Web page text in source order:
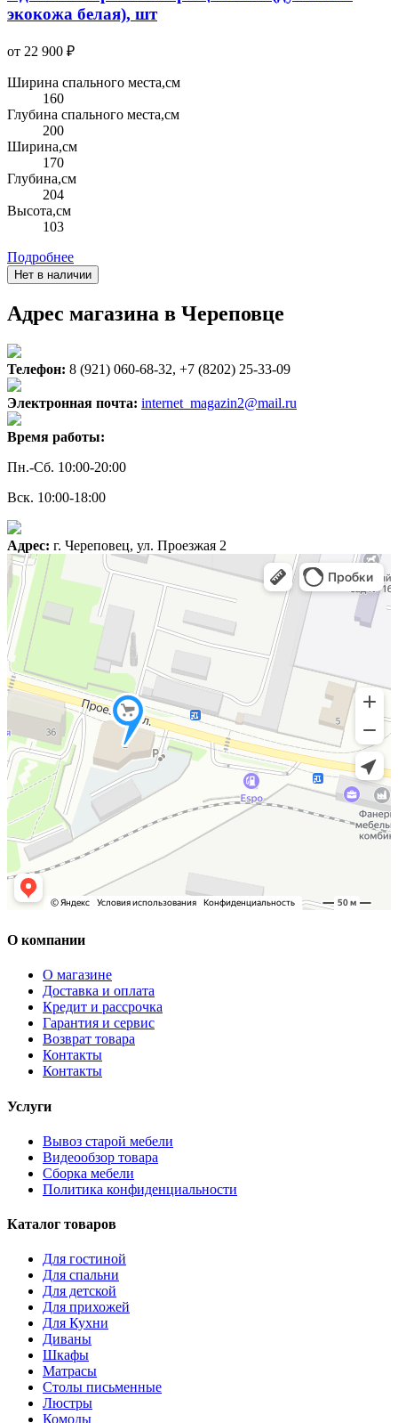
экокожа белая), шт
от 22 900 ₽
Ширина спального места,см
160
Глубина спального места,см
200
Ширина,см
170
Глубина,см
204
Высота,см
103
Подробнее
Нет в наличии
Адрес магазина в Череповце
Телефон: 8 (921) 060-68-32, +7 (8202) 25-33-09
Электронная почта: internet_magazin2@mail.ru
Время работы:
Пн.-Сб. 10:00-20:00
Вск. 10:00-18:00
Адрес: г. Череповец, ул. Проезжая 2
О компании
О магазине
Доставка и оплата
Кредит и рассрочка
Гарантия и сервис
Возврат товара
Контакты
Контакты
Услуги
Вывоз старой мебели
Видеообзор товара
Сборка мебели
Политика конфиденциальности
Каталог товаров
Для гостиной
Для спальни
Для детской
Для прихожей
Для Кухни
Диваны
Шкафы
Матрасы
Столы письменные
Люстры
Комоды